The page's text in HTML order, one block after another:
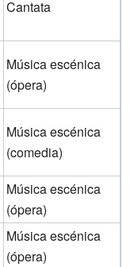
Cantata
Música escénica
(ópera)
Música escénica
(comedia)
Música escénica
(ópera)
Música escénica
(ópera)